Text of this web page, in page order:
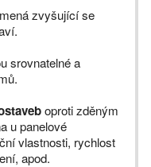
zvyšující se
srovnatelné a
oproti zděným
u panelové
vlastnosti, rychlost
apod.